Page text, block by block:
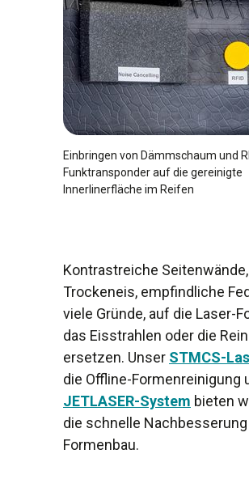
Einbringen von Dämmschaum und
Funktransponder auf die gereinigte
Innerlinerfläche im Reifen
Kontrastreiche
Trockeneis, empfindliche
viele Gründe, auf die Laser-
das Eisstrahlen oder die
ersetzen. Unser STMCS-
die Offline-
JETLASER-System bieten
die schnelle
Formenbau.